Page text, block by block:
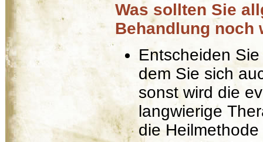
Was sollten Sie
Behandlung noch
Entscheiden
dem Sie sich
sonst wird die
langwierige
die